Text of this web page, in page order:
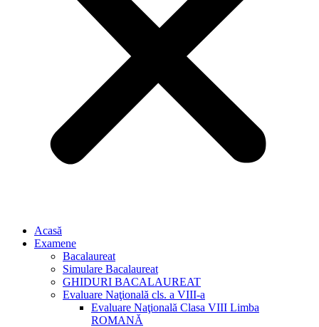
Acasă
Examene
Bacalaureat
Simulare Bacalaureat
GHIDURI BACALAUREAT
Evaluare Naţională cls. a VIII-a
Evaluare Naţională Clasa VIII Limba
ROMANĂ